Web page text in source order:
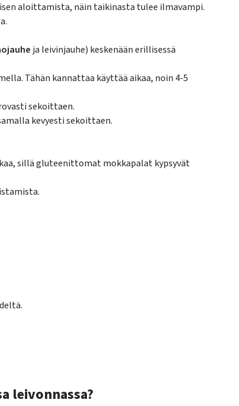
aloittamista, näin taikinasta tulee ilmavampi.
ja leivinjauhe) keskenään erillisessä
Tähän kannattaa käyttää aikaa, noin 4-5
sekoittaen.
kevyesti sekoittaen.
sillä gluteenittomat mokkapalat kypsyvät
leivonnassa?